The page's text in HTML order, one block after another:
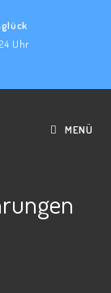
Uhr
MENÜ